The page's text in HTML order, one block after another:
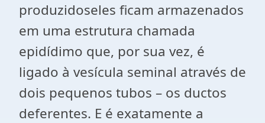
produzidoseles ficam armazenados
em uma estrutura chamada
epidídimo que, por sua vez, é
ligado à vesícula seminal através de
dois pequenos tubos – os ductos
deferentes. E é exatamente a